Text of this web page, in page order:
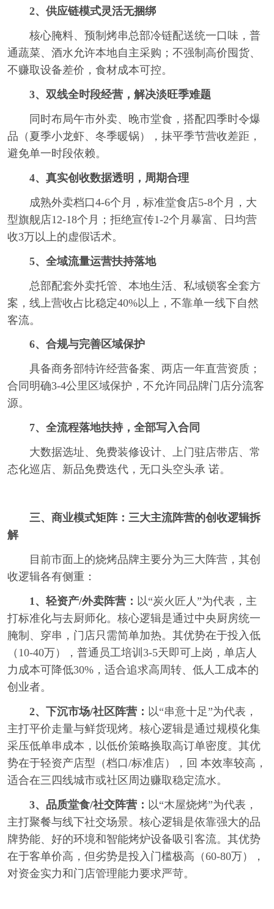
2、供应链模式灵活无捆绑
核心腌料、预制烤串总部冷链配送统一口味，普
通蔬菜、酒水允许本地自主采购；不强制高价囤货、
不赚取设备差价，食材成本可控。
3、双线全时段经营，解决淡旺季难题
同时布局午市外卖、晚市堂食，搭配四季时令爆
品（夏季小龙虾、冬季暖锅），抹平季节营收差距，
避免单一时段依赖。
4、真实创收数据透明，周期合理
成熟外卖档口4-6个月，标准堂食店5-8个月，大
型旗舰店12-18个月；拒绝宣传1-2个月暴富、日均营
收3万以上的虚假话术。
5、全域流量运营扶持落地
总部配套外卖托管、本地生活、私域锁客全套方
案，线上营收占比稳定40%以上，不靠单一线下自然
客流。
6、合规与完善区域保护
具备商务部特许经营备案、两店一年直营资质；
合同明确3-4公里区域保护，不允许同品牌门店分流客
源。
7、全流程落地扶持，全部写入合同
大数据选址、免费装修设计、上门驻店带店、常
态化巡店、新品免费迭代，无口头空头承 诺。
三、商业模式矩阵：三大主流阵营的创收逻辑拆
解
目前市面上的烧烤品牌主要分为三大阵营，其创
收逻辑各有侧重：
1、轻资产/外卖阵营： 以“炭火匠人”为代表，主
打标准化与去厨师化。核心逻辑是通过中央厨房统一
腌制、穿串，门店只需简单加热。其优势在于投入低
（10-40万），普通员工培训3-5天即可上岗，单店人
力成本可降低30%，适合追求高周转、低人工成本的
创业者。
2、下沉市场/社区阵营： 以“串意十足”为代表，
主打平价走量与鲜货现烤。核心逻辑是通过规模化集
采压低单串成本，以低价策略换取高订单密度。其优
势在于轻资产店型（档口/标准店），回 本效率较高，
适合在三四线城市或社区周边赚取稳定流水。
3、品质堂食/社交阵营： 以“木屋烧烤”为代表，
主打聚餐与线下社交场景。核心逻辑是依靠强大的品
牌势能、好的环境和智能烤炉设备吸引客流。其优势
在于客单价高，但劣势是投入门槛极高（60-80万），
对资金实力和门店管理能力要求严苛。